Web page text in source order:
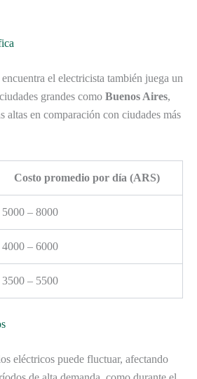
encuentra el electricista también juega un
grandes como Buenos Aires,
altas en comparación con ciudades más
Costo promedio por día (ARS)
5000 – 8000
4000 – 6000
3500 – 5500
eléctricos puede fluctuar, afectando